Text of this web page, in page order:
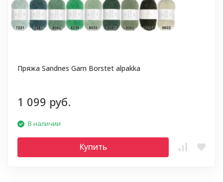
Пряжа Sandnes Garn Borstet alpakka
1 099 руб.
В наличии
Купить